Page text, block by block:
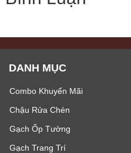
DANH MỤC
Combo Khuyến Mãi
Chậu Rửa Chén
Gạch Ốp Tường
Gạch Trang Trí